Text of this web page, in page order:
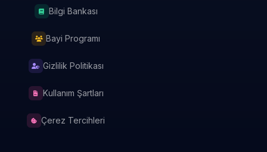
Bilgi Bankası
Bayi Programı
Gizlilik Politikası
Kullanım Şartları
Çerez Tercihleri